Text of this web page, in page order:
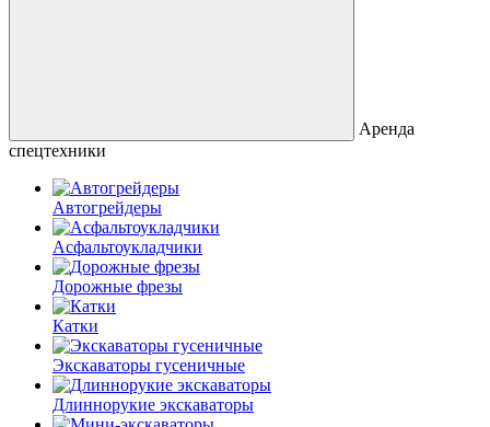
Аренда
спецтехники
Автогрейдеры
Асфальто­укладчики
Дорожные фрезы
Катки
Экскаваторы гусеничные
Длиннорукие экскаваторы